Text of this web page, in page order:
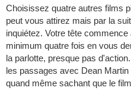
Choisissez quatre autres films
peut vous attirez mais par la
inquiétez. Votre tête
minimum quatre fois en vous
la parlotte, presque pas
les passages avec Dean
quand même sachant que le